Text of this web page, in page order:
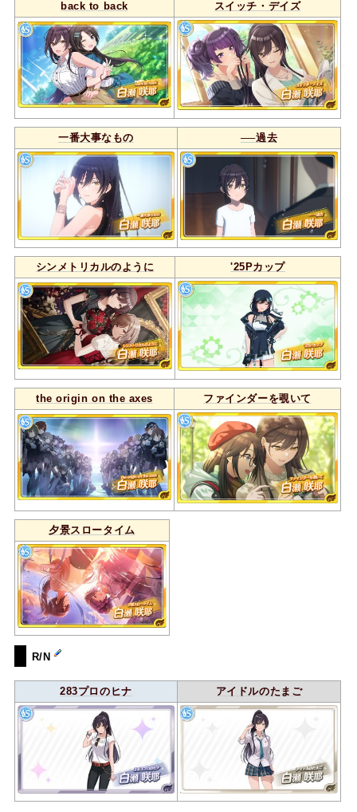
back to back スイッチ・デイズ
一番大事なもの ──過去
シンメトリカルのように '25Pカップ
the origin on the axes ファインダーを覗いて
夕景スロータイム
R/N
283プロのヒナ アイドルのたまご